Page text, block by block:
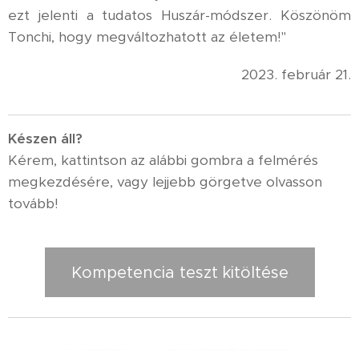
ezt jelenti a tudatos Huszár-módszer. Köszönöm
Tonchi, hogy megváltozhatott az életem!"
2023. február 21.
Készen áll?
Kérem, kattintson az alábbi gombra a felmérés
megkezdésére, vagy lejjebb görgetve olvasson
tovább!
Kompetencia teszt kitöltése